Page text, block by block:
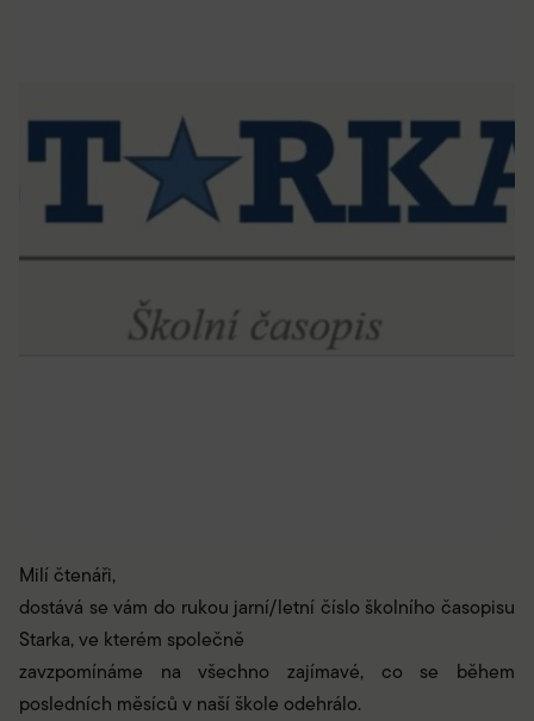
Milí čtenáři,
dostává se vám do rukou jarní/letní číslo školního časopisu
Starka, ve kterém společně
zavzpomínáme na všechno zajímavé, co se během
posledních měsíců v naší škole odehrálo.